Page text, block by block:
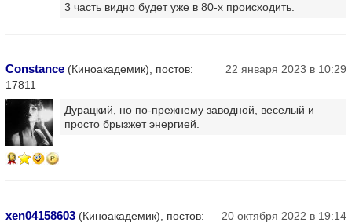
3 часть видно будет уже в 80-х происходить.
Constance (Киноакадемик), постов:
17811
22 января 2023 в 10:29
13
Дурацкий, но по-прежнему заводной, веселый и
просто брызжет энергией.
xen04158603 (Киноакадемик), постов:
20 октября 2022 в 19:14